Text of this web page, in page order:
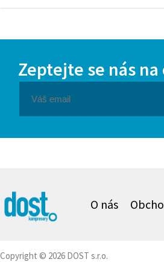
Zeptejte se nás
O nás
Copyright © 2026 DOST s.r.o.